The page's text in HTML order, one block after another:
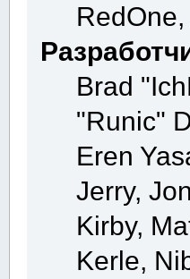
Brad
"Runic"
Eren
Jerry,
Kirby,
Kerle,